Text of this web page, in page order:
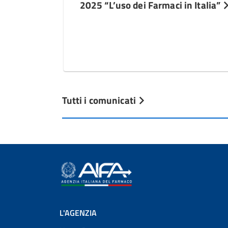
2025 “L’uso dei Farmaci in Italia”
Tutti i comunicati
L'AGENZIA